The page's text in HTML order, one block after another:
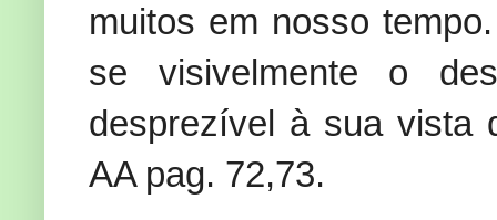
muitos em nosso
se visivelmente o
desprezível à sua vista
AA pag. 72,73.